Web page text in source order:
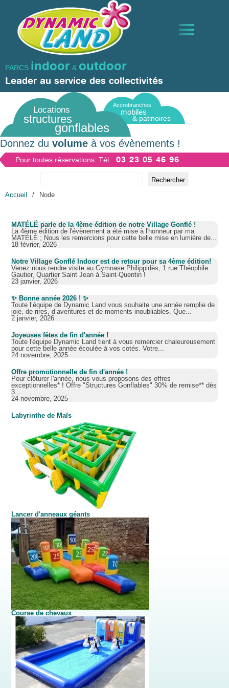
principal
PARCS indoor & outdoor
Leader au service des collectivités
Locations
structures
gonflables
Accrobranches
mobiles
& patinoires
Donnez du volume à vos évènements !
Pour toutes réservations: Tél. 03 23 05 46 96
STRUCTURES GONFLABLES
TRAMPOLINES ET GRIMPES
ANIMATIONS
ACTIVITÉS D’HIVER ET AQUATIQUES
DYNAMIC LAND
TÉLÉCHARGEZ NOTRE CATALOGUE
Fil
Accueil / Node
MATÉLÉ parle de la 4ème édition de notre Village Gonflé !
La 4ème édition de l'évènement a été mise à l'honneur par ma
MATÉLÉ ; Nous les remercions pour cette belle mise en lumière de...
18 février, 2026
Notre Village Gonflé Indoor est de retour pour sa 4ème édition!
Venez nous rendre visite au Gymnase Philippidès, 1 rue Théophile
Gautier, Quartier Saint Jean à Saint-Quentin !
23 janvier, 2026
✨ Bonne année 2026 ! ✨
Toute l’équipe de Dynamic Land vous souhaite une année remplie de
joie, de rires, d’aventures et de moments inoubliables. Que...
2 janvier, 2026
Joyeuses fêtes de fin d'année !
Toute l'équipe Dynamic Land tient à vous remercier chaleureusement
pour cette belle année écoulée à vos cotés. Votre...
24 novembre, 2025
Offre promotionnelle de fin d'année !
Pour clôturer l'année, nous vous proposons des offres
exceptionnelles* ! Offre "Structures Gonflables" 30% de remise** dès
3...
24 novembre, 2025
Labyrinthe de Maïs
Lancer d'anneaux géants
Course de chevaux